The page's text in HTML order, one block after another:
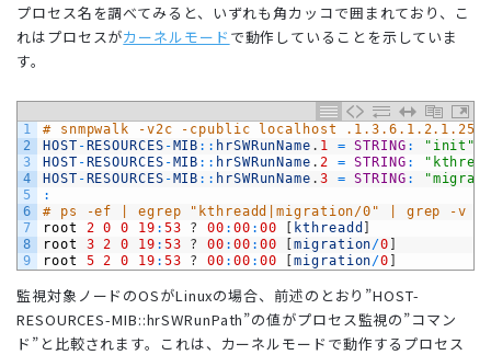
プロセス名を調べてみると、いずれも角カッコで囲まれており、こ
れはプロセスがカーネルモード で動作していることを示していま
す。
1
2
3
4
5
6
7
8
9
# snmpwalk -v2c -cpublic localhost
HOST -RESOURCES -MIB :: hrSWRunName . 1 = STRING :
"init"
HOST -RESOURCES -MIB :: hrSWRunName . 2 = STRING :
HOST -RESOURCES -MIB :: hrSWRunName . 3 = STRING :
:
# ps -ef | egrep "kthreadd|migration/0" | grep -v
root
2 0 0 19 : 53 ? 00 : 00 : 00 [ kthreadd ]
root
3 2 0 19 : 53 ? 00 : 00 : 00 [migration/0 ]
root
5 2 0 19 : 53 ? 00 : 00 : 00 [migration/0 ]
監視対象ノードのOSがLinuxの場合、前述のとおり”HOST-
RESOURCES-MIB::hrSWRunPath”の値がプロセス監視の”コマン
ド”と比較されます。これは、カーネルモードで動作するプロセス